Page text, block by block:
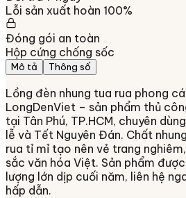
Lỗi sản xuất hoàn 100%
Đóng gói an toàn
Hộp cứng chống sốc
Mô tả Thông số
Lồng đèn nhung tua rua phong
LongDenViet – sản phẩm thủ
tại Tân Phú, TP.HCM, chuyên
lễ và Tết Nguyên Đán. Chất
rua tỉ mỉ tạo nên vẻ trang
sắc văn hóa Việt. Sản phẩm
lượng lớn dịp cuối năm, liên hệ
hấp dẫn.